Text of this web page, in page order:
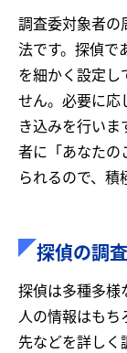
調査委対象者の
法です。探偵で
を細かく設定し
せん。必要に応
き込みを行いま
者に「あなたの
られるので、積
探偵の調
探偵は多種多様
人の情報はも
先などを詳しく